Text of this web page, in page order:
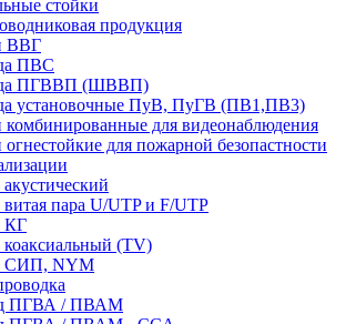
стойки
продукция
ВВГ
ПВС
ПГВВП (ШВВП)
установочные ПуВ, ПуГВ (ПВ1,ПВ3)
комбинированные для видеонаблюдения
огнестойкие для пожарной безопастности
витая пара U/UTP и F/UTP
КГ
коаксиальный (TV)
СИП, NYM
ПГВА / ПВАМ